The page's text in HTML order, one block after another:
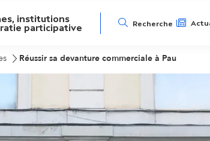
institutions
participative
N
a
i
Recherche
Réussir sa devanture commerciale à Pau